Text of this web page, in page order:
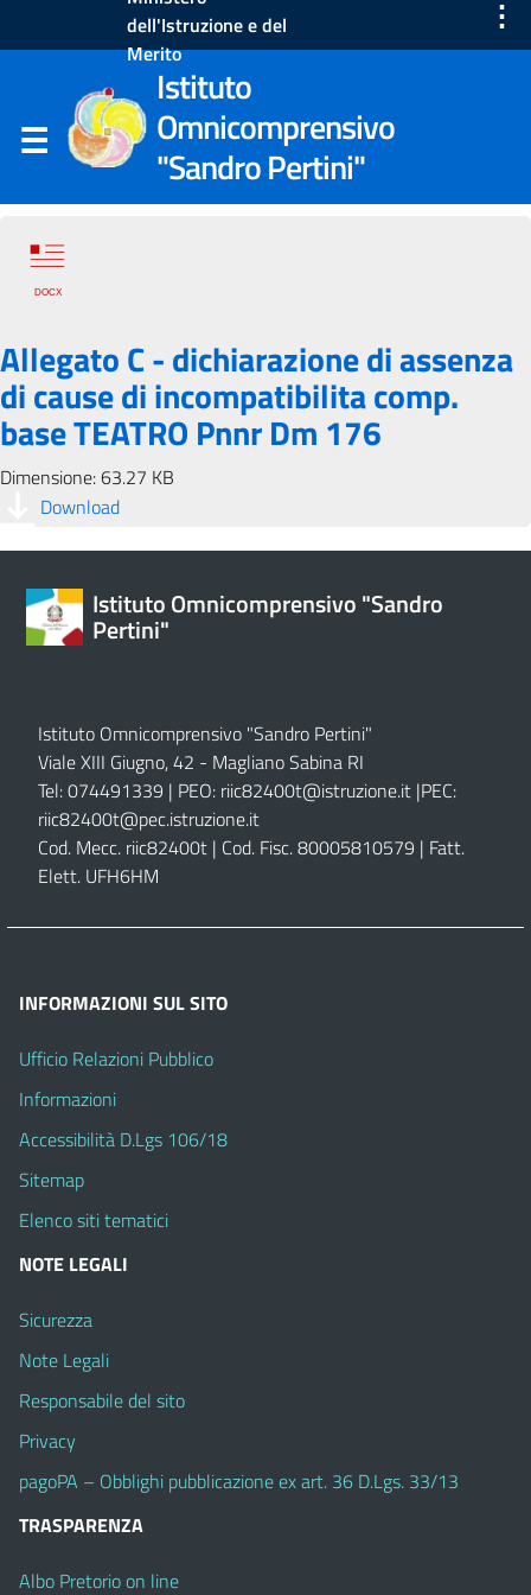
dell'Istruzione e del
Merito
⋮
Istituto
Omnicomprensivo
"Sandro Pertini"
Allegato C - dichiarazione di assenza
di cause di incompatibilita comp.
base TEATRO Pnnr Dm 176
Dimensione: 63.27 KB
Download
Istituto Omnicomprensivo "Sandro
Pertini"
Istituto Omnicomprensivo "Sandro Pertini"
Viale XIII Giugno, 42 - Magliano Sabina RI
Tel: 074491339 | PEO: riic82400t@istruzione.it |PEC:
riic82400t@pec.istruzione.it
Cod. Mecc. riic82400t | Cod. Fisc. 80005810579 | Fatt.
Elett. UFH6HM
INFORMAZIONI SUL SITO
Ufficio Relazioni Pubblico
Informazioni
Accessibilità D.Lgs 106/18
Sitemap
Elenco siti tematici
NOTE LEGALI
Sicurezza
Note Legali
Responsabile del sito
Privacy
pagoPA – Obblighi pubblicazione ex art. 36 D.Lgs. 33/13
TRASPARENZA
Albo Pretorio on line